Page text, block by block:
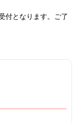
付となります。ご了